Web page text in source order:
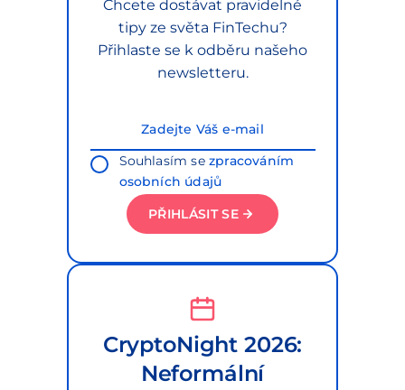
Chcete dostávat pravidelné
tipy ze světa FinTechu?
Přihlaste se k odběru našeho
newsletteru.
Souhlasím sezpracováním
osobních údajů
PŘIHLÁSIT SE
CryptoNight 2026:
Neformální